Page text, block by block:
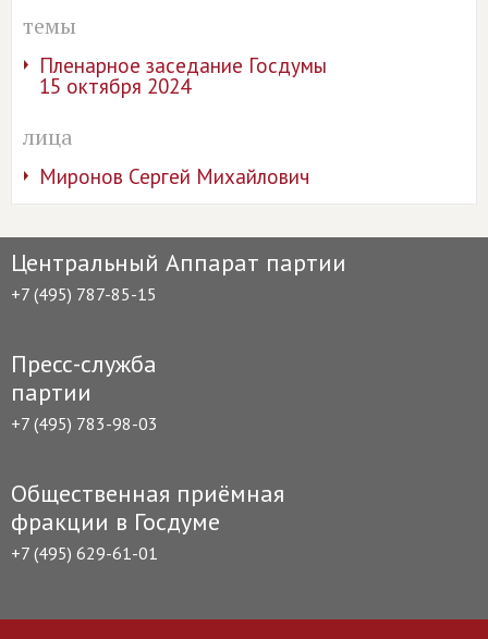
темы
Пленарное заседание Госдумы
15 октября 2024
лица
Миронов Сергей Михайлович
Центральный Аппарат партии
+7 (495) 787-85-15
Пресс-служба
партии
+7 (495) 783-98-03
Общественная приёмная
фракции в Госдуме
+7 (495) 629-61-01